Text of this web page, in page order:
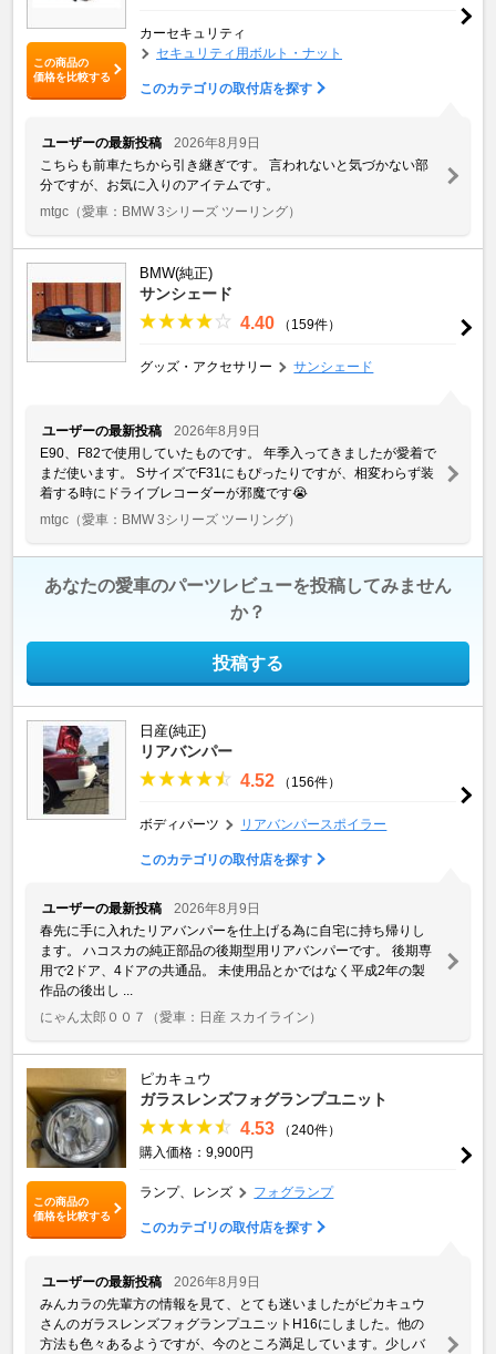
この商品の
価格を比較する
カーセキュリティ
セキュリティ用ボルト・ナット
このカテゴリの取付店を探す
ユーザーの最新投稿
2026年8月9日
こちらも前車たちから引き継ぎです。 言われないと気づかない部
分ですが、お気に入りのアイテムです。
mtgc （愛車：BMW 3シリーズ ツーリング）
BMW(純正)
サンシェード
4.40 （159件）
グッズ・アクセサリー サンシェード
ユーザーの最新投稿
2026年8月9日
E90、F82で使用していたものです。 年季入ってきましたが愛着で
まだ使います。 SサイズでF31にもぴったりですが、相変わらず装
着する時にドライブレコーダーが邪魔です😭
mtgc （愛車：BMW 3シリーズ ツーリング）
あなたの愛車のパーツレビューを投稿してみません
か？
投稿する
日産(純正)
リアバンパー
4.52 （156件）
ボディパーツ リアバンパースポイラー
このカテゴリの取付店を探す
ユーザーの最新投稿
2026年8月9日
春先に手に入れたリアバンパーを仕上げる為に自宅に持ち帰りし
ます。 ハコスカの純正部品の後期型用リアバンパーです。 後期専
用で2ドア、4ドアの共通品。 未使用品とかではなく平成2年の製
作品の後出し ...
にゃん太郎００７
（愛車：日産 スカイライン）
この商品の
価格を比較する
ピカキュウ
ガラスレンズフォグランプユニット
4.53
（240件）
購入価格：9,900円
ランプ、レンズ フォグランプ
このカテゴリの取付店を探す
ユーザーの最新投稿
2026年8月9日
みんカラの先輩方の情報を見て、とても迷いましたがピカキュウ
さんのガラスレンズフォグランプユニットH16にしました。他の
方法も色々あるようですが、今のところ満足しています。少しバ